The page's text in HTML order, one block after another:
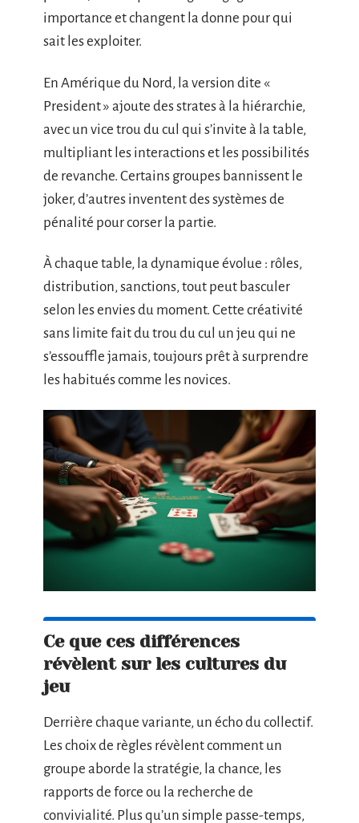
importance et changent la donne pour qui
sait les exploiter.
En Amérique du Nord, la version dite «
President » ajoute des strates à la hiérarchie,
avec un vice trou du cul qui s’invite à la table,
multipliant les interactions et les possibilités
de revanche. Certains groupes bannissent le
joker, d’autres inventent des systèmes de
pénalité pour corser la partie.
À chaque table, la dynamique évolue : rôles,
distribution, sanctions, tout peut basculer
selon les envies du moment. Cette créativité
sans limite fait du trou du cul un jeu qui ne
s’essouffle jamais, toujours prêt à surprendre
les habitués comme les novices.
Ce que ces différences
révèlent sur les cultures du
jeu
Derrière chaque variante, un écho du collectif.
Les choix de règles révèlent comment un
groupe aborde la stratégie, la chance, les
rapports de force ou la recherche de
convivialité. Plus qu’un simple passe-temps,